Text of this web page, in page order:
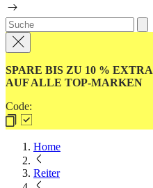
SPARE BIS ZU 10 % EXTRA
AUF ALLE TOP-MARKEN
Code:
Home
Reiter